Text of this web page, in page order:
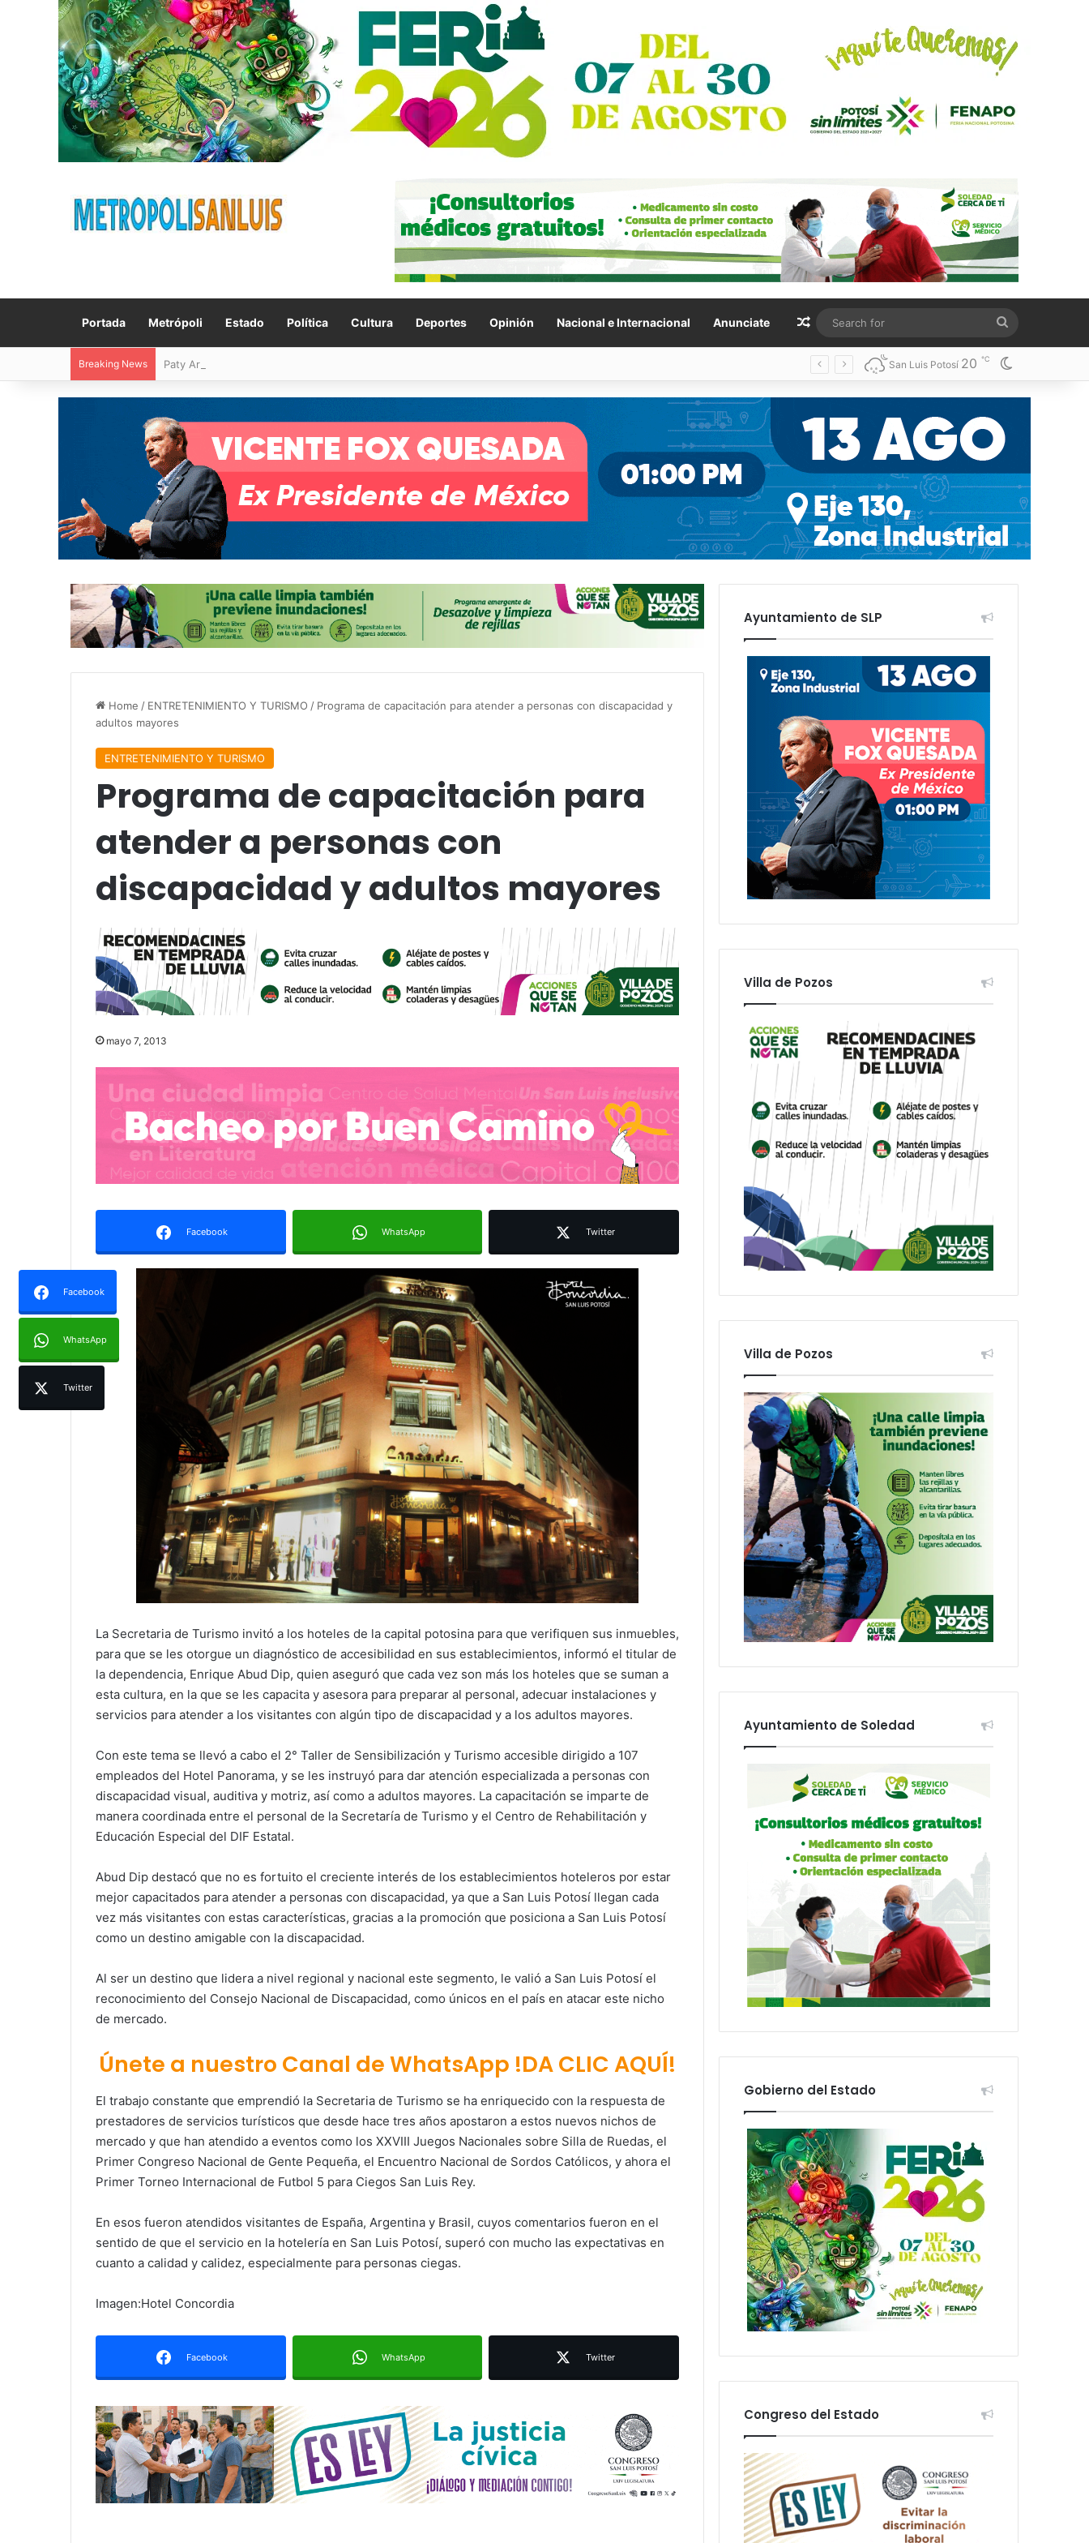
Portada Metrópoli Estado Política Cultura Deportes Opinión Nacional e Internacional Anunciate Random Article
for
Breaking News Paty Aradillas destaca impacto del nuevo desnivel de Circuito Potosí en la movilidad de Villa de Pozos San Luis Potosí 20 ℃
Home / ENTRETENIMIENTO Y TURISMO / Programa de capacitación para atender a personas con discapacidad y
adultos mayores
ENTRETENIMIENTO Y TURISMO
Programa de capacitación para
atender a personas con
discapacidad y adultos mayores
mayo 7, 2013
Facebook WhatsApp Twitter
Facebook
WhatsApp
Twitter
La Secretaria de Turismo invitó a los hoteles de la capital potosina para que verifiquen sus inmuebles,
para que se les otorgue un diagnóstico de accesibilidad en sus establecimientos, informó el titular de
la dependencia, Enrique Abud Dip, quien aseguró que cada vez son más los hoteles que se suman a
esta cultura, en la que se les capacita y asesora para preparar al personal, adecuar instalaciones y
servicios para atender a los visitantes con algún tipo de discapacidad y a los adultos mayores.
Con este tema se llevó a cabo el 2° Taller de Sensibilización y Turismo accesible dirigido a 107
empleados del Hotel Panorama, y se les instruyó para dar atención especializada a personas con
discapacidad visual, auditiva y motriz, así como a adultos mayores. La capacitación se imparte de
manera coordinada entre el personal de la Secretaría de Turismo y el Centro de Rehabilitación y
Educación Especial del DIF Estatal.
Abud Dip destacó que no es fortuito el creciente interés de los establecimientos hoteleros por estar
mejor capacitados para atender a personas con discapacidad, ya que a San Luis Potosí llegan cada
vez más visitantes con estas características, gracias a la promoción que posiciona a San Luis Potosí
como un destino amigable con la discapacidad.
Al ser un destino que lidera a nivel regional y nacional este segmento, le valió a San Luis Potosí el
reconocimiento del Consejo Nacional de Discapacidad, como únicos en el país en atacar este nicho
de mercado.
Únete a nuestro Canal de WhatsApp !DA CLIC AQUÍ!
El trabajo constante que emprendió la Secretaria de Turismo se ha enriquecido con la respuesta de
prestadores de servicios turísticos que desde hace tres años apostaron a estos nuevos nichos de
mercado y que han atendido a eventos como los XXVIII Juegos Nacionales sobre Silla de Ruedas, el
Primer Congreso Nacional de Gente Pequeña, el Encuentro Nacional de Sordos Católicos, y ahora el
Primer Torneo Internacional de Futbol 5 para Ciegos San Luis Rey.
En esos fueron atendidos visitantes de España, Argentina y Brasil, cuyos comentarios fueron en el
sentido de que el servicio en la hotelería en San Luis Potosí, superó con mucho las expectativas en
cuanto a calidad y calidez, especialmente para personas ciegas.
Imagen:Hotel Concordia
Facebook WhatsApp Twitter
Ruth González destaca impacto del
nuevo paso a desnivel en la
Carlos Arreola pide a morenistas no
adelantarse y denuncia guerra de
bots rumbo a 2027
Ayuntamiento de SLP
Villa de Pozos
Villa de Pozos
Ayuntamiento de Soledad
Gobierno del Estado
Congreso del Estado